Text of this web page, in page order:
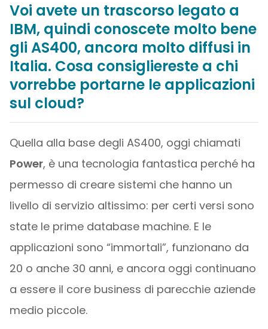
Voi avete un trascorso legato a
IBM, quindi conoscete molto bene
gli AS400, ancora molto diffusi in
Italia. Cosa consigliereste a chi
vorrebbe portarne le applicazioni
sul cloud?
Quella alla base degli AS400, oggi chiamati
Power, è una tecnologia fantastica perché ha
permesso di creare sistemi che hanno un
livello di servizio altissimo: per certi versi sono
state le prime database machine. E le
applicazioni sono “immortali”, funzionano da
20 o anche 30 anni, e ancora oggi continuano
a essere il core business di parecchie aziende
medio piccole.